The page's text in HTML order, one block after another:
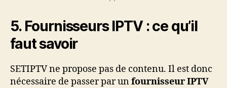
5. Fournisseurs IPTV : ce qu’il
faut savoir
SETIPTV ne propose pas de contenu. Il est donc
nécessaire de passer par unfournisseur IPTV